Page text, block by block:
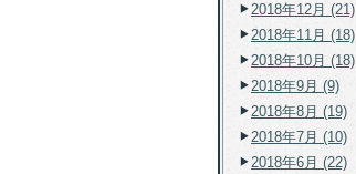
2018年12月 (21)
2018年11月 (18)
2018年10月 (18)
2018年9月 (9)
2018年8月 (19)
2018年7月 (10)
2018年6月 (22)